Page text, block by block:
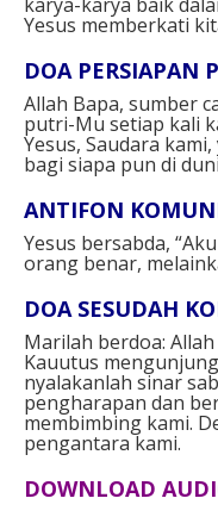
Yesus memberkati
DOA PERSIAPAN
Allah Bapa, sumber
putri-Mu setiap kali
Yesus, Saudara
bagi siapa pun di
ANTIFON
Yesus bersabda,
orang benar,
DOA SESUDAH
Marilah berdoa:
Kauutus
nyalakanlah sinar
pengharapan dan
membimbing kami.
pengantara kami.
DOWNLOAD